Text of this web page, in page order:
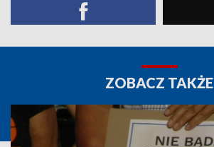
ZOBACZ TAKŻE